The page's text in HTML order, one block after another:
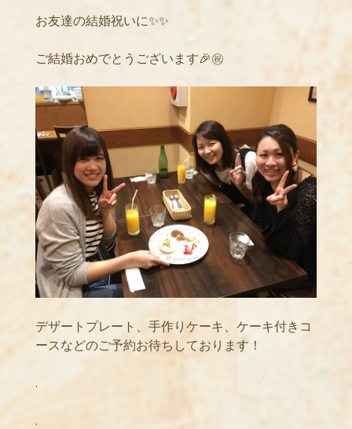
お友達の結婚祝いに✨✨
ご結婚おめでとうございます🎉㊗️
デザートプレート、手作りケーキ、ケーキ付きコ
ースなどのご予約お待ちしております！
.
.